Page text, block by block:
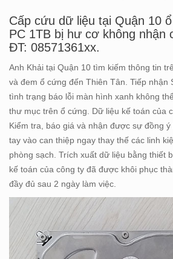
Cấp cứu dữ liệu tại Quận 10
PC 1TB bị hư cơ không nhận
ĐT: 08571361xx.
Anh Khải tại Quận 10 tìm kiếm thông tin
và đem ổ cứng đến Thiên Tân. Tiếp nhận
tình trạng báo lỗi màn hình xanh không
thư mục trên ổ cứng. Dữ liệu kế toán của
Kiểm tra, báo giá và nhận được sự đồng
tay vào can thiệp ngay thay thế các linh
phòng sạch. Trích xuất dữ liệu bằng thiết
kế toán của công ty đã được khôi phục
đầy đủ sau 2 ngày làm việc.